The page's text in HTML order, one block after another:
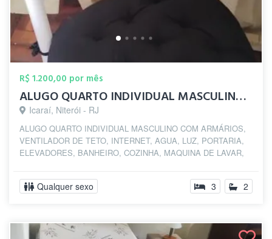
R$ 1.200,00 por mês
ALUGO QUARTO INDIVIDUAL MASCULINO SOMENT...
Icaraí, Niterói - RJ
ALUGO QUARTO INDIVIDUAL MASCULINO COM ARMÁRIOS,
VENTILADOR DE TETO, INTERNET, AGUA, LUZ, PORTARIA,
ELEVADORES, BANHEIRO, COZINHA, MAQUINA DE LAVAR,
Qualquer sexo 3 2